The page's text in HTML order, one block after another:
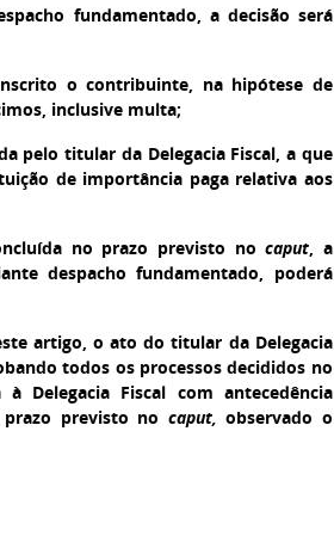
fundamentado, a decisão será
o contribuinte, na hipótese de
inclusive multa;
pelo titular da Delegacia Fiscal, a que
de importância paga relativa aos
no prazo previsto nocaput, a
despacho fundamentado, poderá
artigo, o ato do titular da Delegacia
todos os processos decididos no
Delegacia Fiscal com antecedência
previsto no caput, observado o